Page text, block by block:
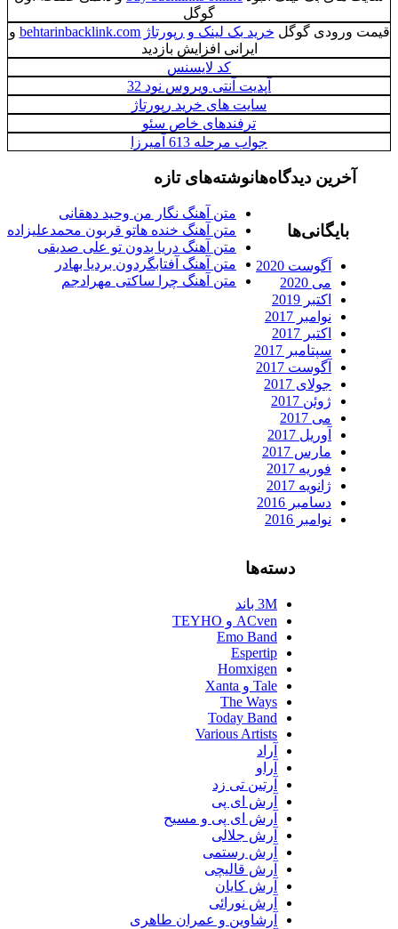
گوگل
قیمت ورودی گوگل خرید بک لینک و رپورتاژ behtarinbacklink.com
و
ایرانی افزایش بازدید
کد لایسنس
آپدیت آنتی ویروس نود 32
سایت های خرید رپورتاژ
ترفندهای خاص سئو
جواب مرحله 613 آمیرزا
نوشته‌های تازه
متن آهنگ نگار من وحید دهقانی
متن آهنگ خنده هاتو قربون محمدعلیزاده
متن آهنگ دریا بدون تو علی صدیقی
متن آهنگ آفتابگردون بردیا بهادر
متن آهنگ چرا ساکتی مهرادجم
آخرین دیدگاه‌ها
بایگانی‌ها
آگوست 2020
می 2020
اکتبر 2019
نوامبر 2017
اکتبر 2017
سپتامبر 2017
آگوست 2017
جولای 2017
ژوئن 2017
می 2017
آوریل 2017
مارس 2017
فوریه 2017
ژانویه 2017
دسامبر 2016
نوامبر 2016
دسته‌ها
3M باند
ACven و TEYHO
Emo Band
Espertip
Homxigen
Tale و Xanta
The Ways
Today Band
Various Artists
آراد
آراو
آرتین تی زد
آرش ای پی
آرش ای پی و مسیح
آرش جلالی
آرش رستمی
آرش قالیچی
آرش کایان
آرش نورائی
آرشاوین و عمران طاهری